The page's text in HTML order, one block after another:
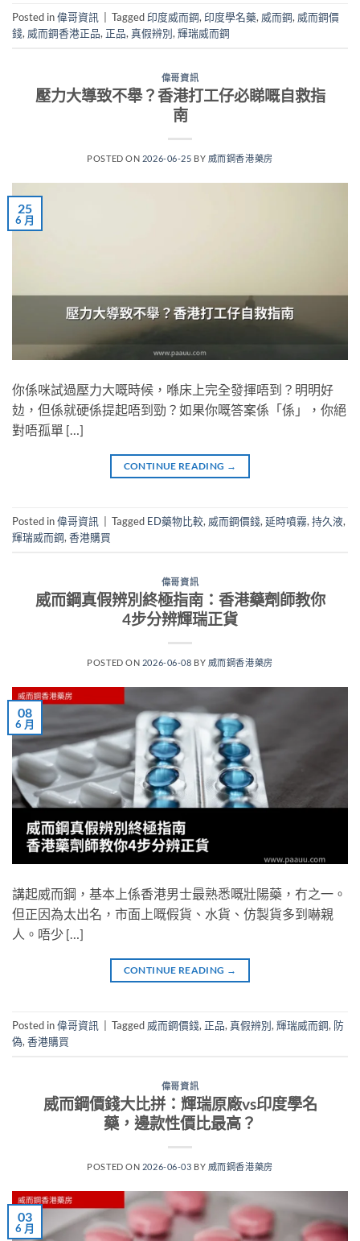
Posted in偉哥資訊 Tagged 印度威而鋼, 印度學名藥, 威而鋼, 威而鋼價
錢, 威而鋼香港正品, 正品, 真假辨別, 輝瑞威而鋼
偉哥資訊
壓力大導致不舉？香港打工仔必睇嘅自救指
南
POSTED ON 2026-06-25 BY 威而鋼香港藥房
25
6 月
你係咪試過壓力大嘅時候，喺床上完全發揮唔到？明明好
攰，但係就硬係提起唔到勁？如果你嘅答案係「係」，你絕
對唔孤單 […]
CONTINUE READING →
Posted in偉哥資訊 Tagged ED藥物比較, 威而鋼價錢, 延時噴霧, 持久液,
輝瑞威而鋼, 香港購買
偉哥資訊
威而鋼真假辨別終極指南：香港藥劑師教你
4步分辨輝瑞正貨
POSTED ON 2026-06-08 BY 威而鋼香港藥房
08
6 月
講起威而鋼，基本上係香港男士最熟悉嘅壯陽藥，冇之一。
但正因為太出名，市面上嘅假貨、水貨、仿製貨多到嚇親
人。唔少 […]
CONTINUE READING →
Posted in偉哥資訊 Tagged 威而鋼價錢, 正品, 真假辨別, 輝瑞威而鋼, 防
偽, 香港購買
偉哥資訊
威而鋼價錢大比拼：輝瑞原廠vs印度學名
藥，邊款性價比最高？
POSTED ON 2026-06-03 BY 威而鋼香港藥房
03
6 月